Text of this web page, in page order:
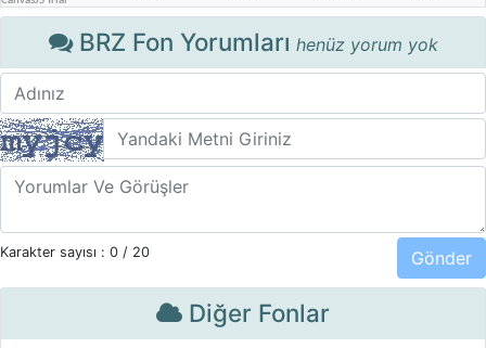
BRZ Fon Yorumları henüz yorum yok
Karakter sayısı : 0 / 20
Diğer Fonlar